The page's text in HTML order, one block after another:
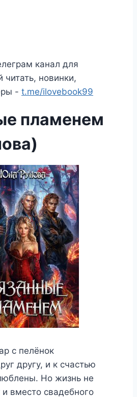
канал для
читать, новинки,
- t.me/ilovebook99
пламенем
с пелёнок
другу, и к счастью
Но жизнь не
вместо свадебного